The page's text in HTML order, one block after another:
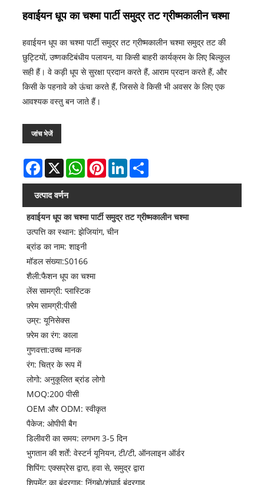
हवाईयन धूप का चश्मा पार्टी समुद्र तट ग्रीष्मकालीन चश्मा
हवाईयन धूप का चश्मा पार्टी समुद्र तट ग्रीष्मकालीन चश्मा समुद्र तट की
छुट्टियों, उष्णकटिबंधीय पलायन, या किसी बाहरी कार्यक्रम के लिए बिल्कुल
सही हैं। वे कड़ी धूप से सुरक्षा प्रदान करते हैं, आराम प्रदान करते हैं, और
किसी के पहनावे को ऊंचा करते हैं, जिससे वे किसी भी अवसर के लिए एक
आवश्यक वस्तु बन जाते हैं।
जांच भेजें
Facebook
X WhatsAppPinterestLinkedInShare
उत्पाद वर्णन
हवाईयन धूप का चश्मा पार्टी समुद्र तट ग्रीष्मकालीन चश्मा
उत्पत्ति का स्थान: झेजियांग, चीन
ब्रांड का नाम: शाइनी
मॉडल संख्या:S0166
शैली:फैशन धूप का चश्मा
लेंस सामग्री: प्लास्टिक
फ़्रेम सामग्री:पीसी
उम्र: यूनिसेक्स
फ़्रेम का रंग: काला
गुणवत्ता:उच्च मानक
रंग: चित्र के रूप में
लोगो: अनुकूलित ब्रांड लोगो
MOQ:200 पीसी
OEM और ODM: स्वीकृत
पैकेज: ओपीपी बैग
डिलीवरी का समय: लगभग 3-5 दिन
भुगतान की शर्तें: वेस्टर्न यूनियन, टी/टी, ऑनलाइन ऑर्डर
शिपिंग: एक्सप्रेस द्वारा, हवा से, समुद्र द्वारा
शिपमेंट का बंदरगाह: निंगबो/शंघाई बंदरगाह